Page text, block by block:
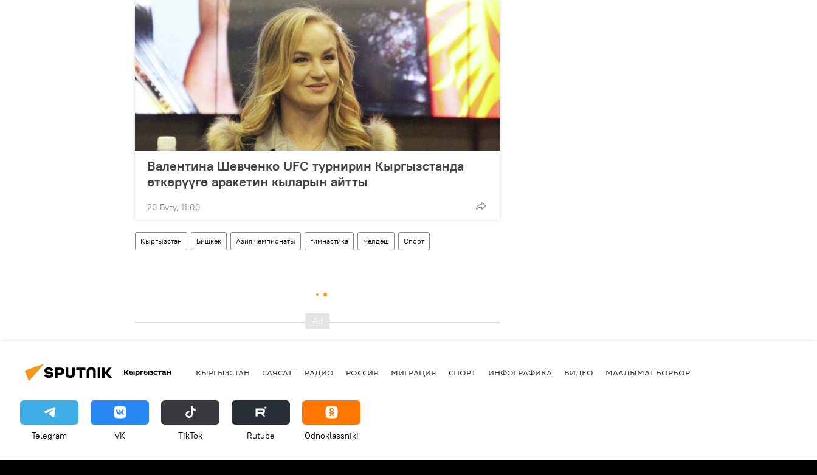
Валентина Шевченко UFC турнирин Кыргызстанда
өткөрүүгө аракетин кыларын айтты
20 Бугу, 11:00
Кыргызстан Бишкек Азия чемпионаты гимнастика мелдеш Спорт
Кыргызстан КЫРГЫЗСТАН САЯСАТ РАДИО РОССИЯ МИГРАЦИЯ СПОРТ ИНФОГРАФИКА ВИДЕО МААЛЫМАТ БОРБОР
Telegram VK ТikТоk Rutube Odnoklassniki